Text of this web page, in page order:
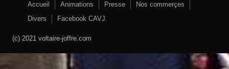
Accueil Animations Presse
Nos commerçes
Divers
Facebook CAVJ
(c) 2021 voltaire-joffre.com